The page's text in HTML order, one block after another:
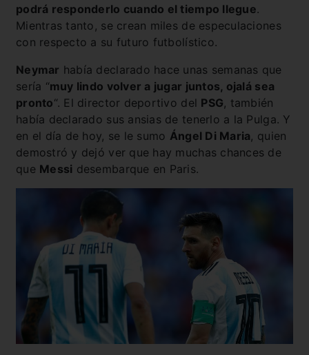
podrá responderlo cuando el tiempo llegue.
Mientras tanto, se crean miles de especulaciones
con respecto a su futuro futbolístico.
Neymar había declarado hace unas semanas que
sería “muy lindo volver a jugar juntos, ojalá sea
pronto“. El director deportivo del PSG, también
había declarado sus ansias de tenerlo a la Pulga. Y
en el día de hoy, se le sumo Ángel Di Maria, quien
demostró y dejó ver que hay muchas chances de
que Messi desembarque en Paris.